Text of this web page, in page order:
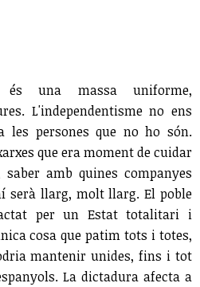
és una massa uniforme,
L'independentisme no ens
les persones que no ho són.
que era moment de cuidar
amb quines companyes
serà llarg, molt llarg. El poble
per un Estat totalitari i
cosa que patim tots i totes,
mantenir unides, fins i tot
La dictadura afecta a